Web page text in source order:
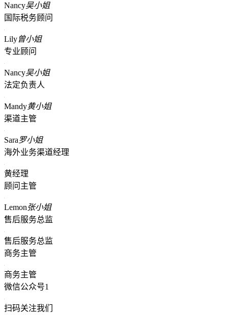
Nancy吴小姐
国际税务顾问
Lily曾小姐
专业顾问
Nancy吴小姐
法定负责人
Mandy黄小姐
渠道主管
Sara罗小姐
海外业务渠道经理
黄经理
顾问主管
Lemon张小姐
售后服务总监
售后服务总监
商务主管
商务主管
微信公众号1
扫码关注我们